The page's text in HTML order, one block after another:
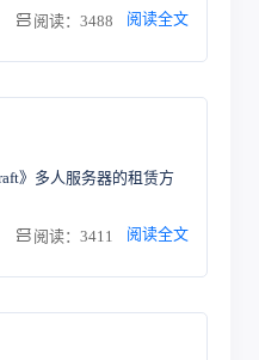
阅读：3488 阅读全文
》多人服务器的租赁方
阅读：3411 阅读全文